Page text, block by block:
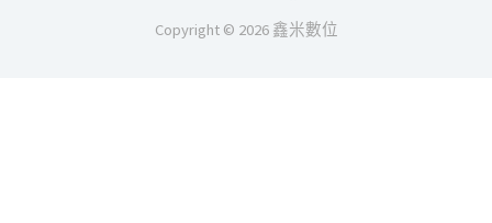
Copyright © 2026 鑫米數位